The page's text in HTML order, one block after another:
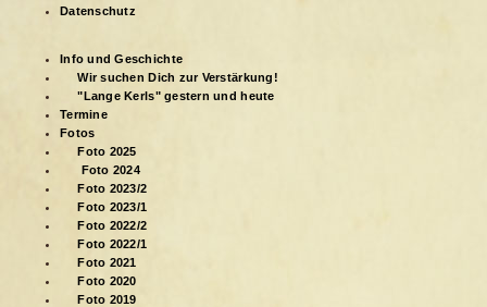
Datenschutz
Info und Geschichte
Wir suchen Dich zur Verstärkung!
"Lange Kerls" gestern und heute
Termine
Fotos
Foto 2025
Foto 2024
Foto 2023/2
Foto 2023/1
Foto 2022/2
Foto 2022/1
Foto 2021
Foto 2020
Foto 2019